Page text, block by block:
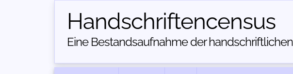
Handschriften­census
Eine Bestandsaufnahme der